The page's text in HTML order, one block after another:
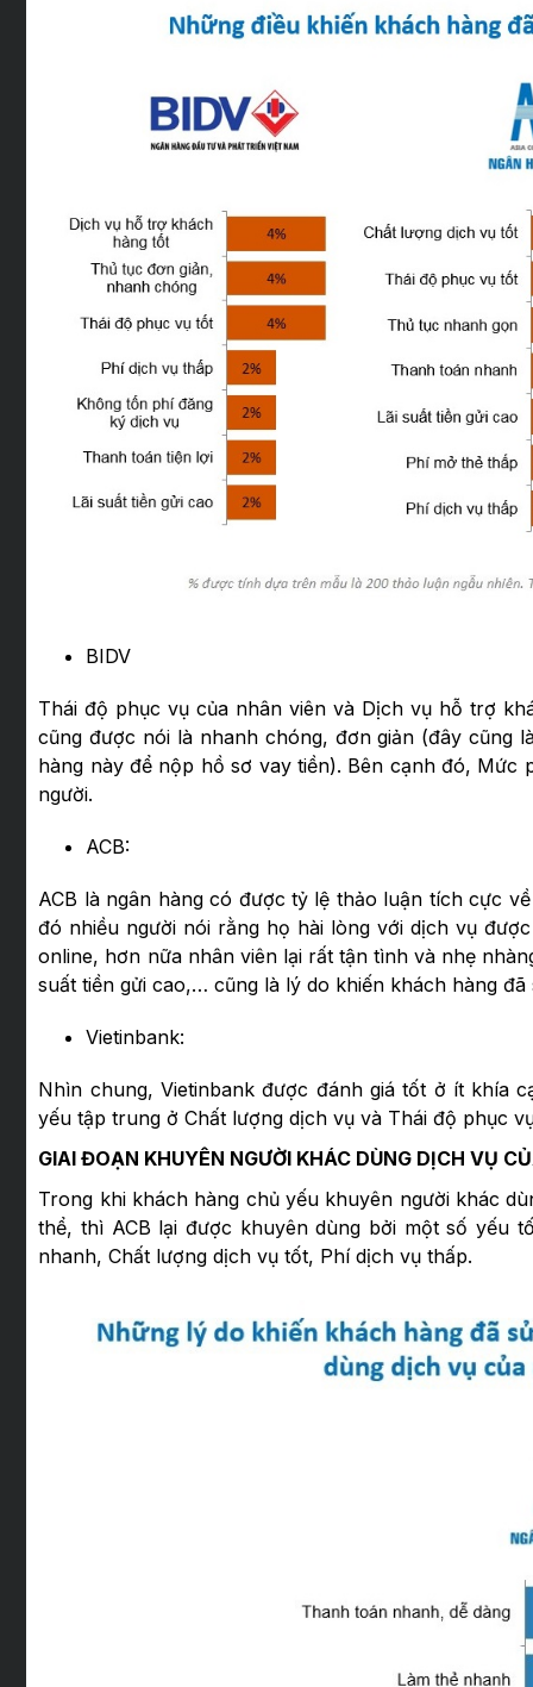
BIDV
Thái độ phục vụ của nhân viên và Dịch vụ hỗ trợ
cũng được nói là nhanh chóng, đơn giản (đây cũng
hàng này để nộp hồ sơ vay tiền). Bên cạnh đó,
người.
ACB:
ACB là ngân hàng có được tỷ lệ thảo luận tích cực
đó nhiều người nói rằng họ hài lòng với dịch vụ
online, hơn nữa nhân viên lại rất tận tình và nhẹ
suất tiền gửi cao,… cũng là lý do khiến khách hàng
Vietinbank:
Nhìn chung, Vietinbank được đánh giá tốt ở ít khía
yếu tập trung ở Chất lượng dịch vụ và Thái độ phục
GIAI ĐOẠN KHUYÊN NGƯỜI KHÁC DÙNG DỊCH VỤ
Trong khi khách hàng chủ yếu khuyên người khác
thể, thì ACB lại được khuyên dùng bởi một số yếu
nhanh, Chất lượng dịch vụ tốt, Phí dịch vụ thấp.